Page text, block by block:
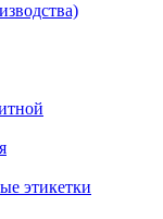
этикетки